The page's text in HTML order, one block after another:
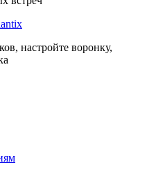
настройте воронку,